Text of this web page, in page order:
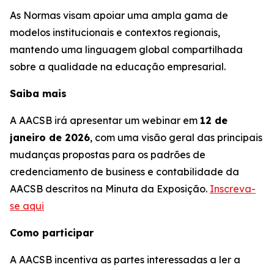
As Normas visam apoiar uma ampla gama de
modelos institucionais e contextos regionais,
mantendo uma linguagem global compartilhada
sobre a qualidade na educação empresarial.
Saiba mais
A AACSB irá apresentar um webinar em 12 de
janeiro de 2026, com uma visão geral das principais
mudanças propostas para os padrões de
credenciamento de business e contabilidade da
AACSB descritos na Minuta da Exposição. Inscreva-
se aqui
Como participar
A AACSB incentiva as partes interessadas a ler a